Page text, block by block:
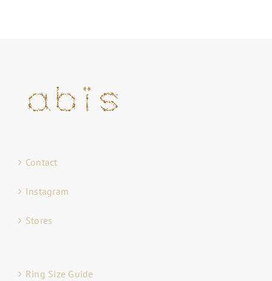
Contact
Instagram
Stores
Ring Size Guide